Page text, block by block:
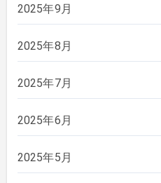
2025年9月
2025年8月
2025年7月
2025年6月
2025年5月